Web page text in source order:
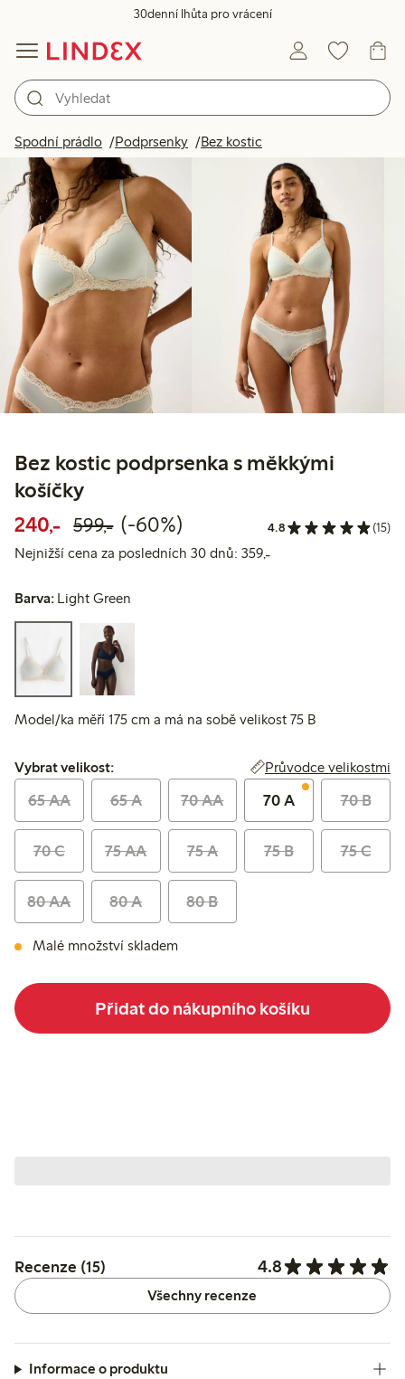
30denní lhůta pro vrácení
Spodní prádlo Podprsenky Bez kosticProdukty na obrázku
Bez kostic podprsenka s měkkými
košíčky
240,- Snížená cena: 240,00 Kč
599,-Běžná cena: 599,00 Kč
60% sleva
(-60%) 4.8 (15)
Nejnižší cena za posledních 30 dnů: 359,-Nejnižší cena za
Barva: Light Green
Model/ka měří 175 cm a má na sobě velikost 75 B
Vybrat velikost:
Vybrat velikost: Průvodce velikostmi
65 AA 65 A 70 AA 70 A 70 B
70 C 75 AA 75 A 75 B 75 C
80 AA 80 A 80 B
Malé množství skladem
Přidat do nákupního košíku
Recenze (15) 4.8
Všechny recenze
Informace o produktu